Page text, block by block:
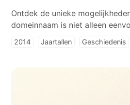
Ontdek de unieke
domeinnaam is niet alleen
2014 Jaartallen Geschiedenis